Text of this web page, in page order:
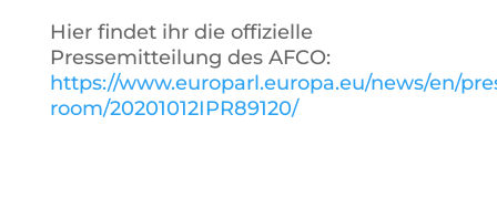
Hier findet ihr die offizielle
Pressemitteilung des AFCO:
https://www.europarl.europa.eu/news/en/
room/20201012IPR89120/